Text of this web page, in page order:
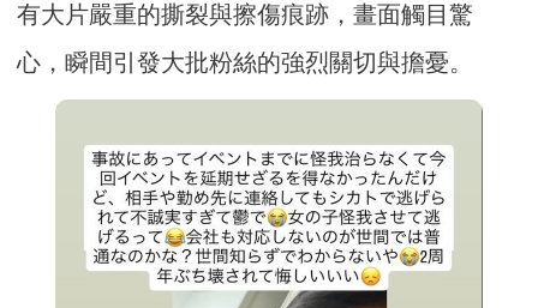
有大片嚴重的撕裂與擦傷痕跡，畫面觸目驚
心，瞬間引發大批粉絲的強烈關切與擔憂。